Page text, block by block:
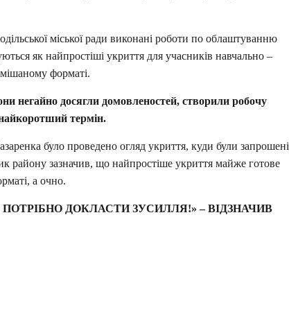
міської ради виконані роботи по облаштуванню
як найпростіші укриття для учасників навчально –
форматі.
негайно досягли домовленостей, створили робочу
термін.
було проведено огляд укриття, куди були запрошені
району зазначив, що найпростіше укриття майже готове
а очно.
ДОКЛАСТИ ЗУСИЛЛЯ!» – ВІДЗНАЧИВ